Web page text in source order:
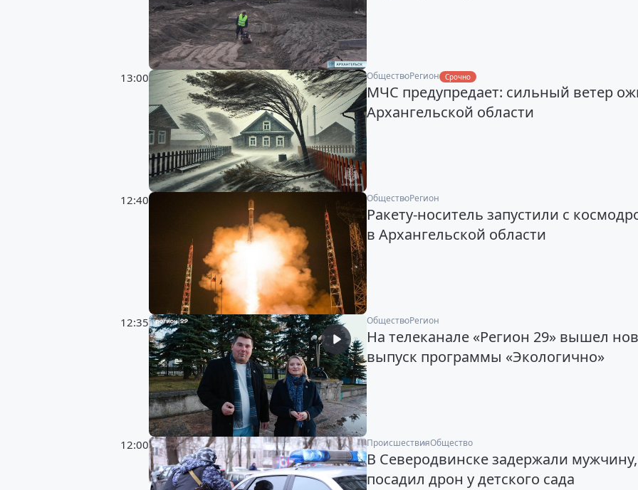
13:00 ОбществоРегион Срочно
МЧС предупредает: сильный ветер
Архангельской области
12:40 ОбществоРегион
Ракету-носитель запустили с
в Архангельской области
12:35 ОбществоРегион
На телеканале «Регион 29» вышел
выпуск программы «Экологично»
12:00 ПроисшествияОбщество
В Северодвинске задержали
посадил дрон у детского сада